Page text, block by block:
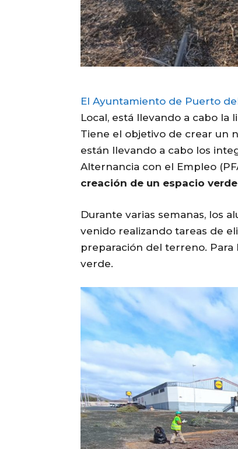
El Ayuntamiento de Puerto
Local, está llevando a cabo la
Tiene el objetivo de crear un
están llevando a cabo los
Alternancia con el Empleo
creación de un espacio
Durante varias semanas, los
venido realizando tareas de
preparación del terreno.
verde.